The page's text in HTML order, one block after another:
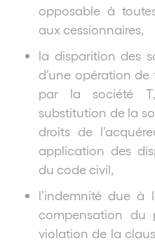
opposable à
aux cessionnaires,
la disparition des
d’une opération
par la société
substitution de la
droits de
application des
du code civil,
l’indemnité due à
compensation du
violation de la